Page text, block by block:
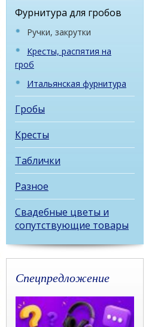
Фурнитура для гробов
Ручки, закрутки
Кресты, распятия на
гроб
Итальянская фурнитура
Гробы
Кресты
Таблички
Разное
Свадебные цветы и
сопутствующие товары
Спецпредложение